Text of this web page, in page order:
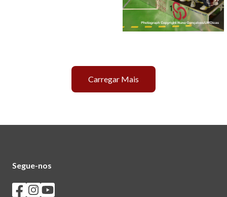
Carregar Mais
Segue-nos
Seguir os SASUM no Facebook
Seguir os SASUM no Instagram
Seguir os SASUM no Youtube